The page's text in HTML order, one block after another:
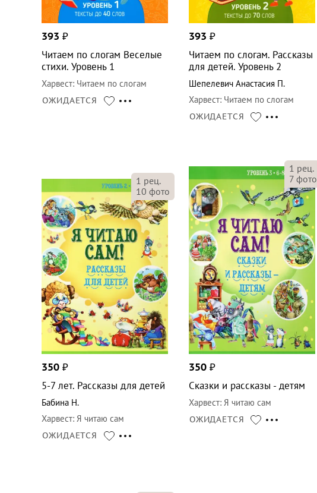
393₽
Читаем по слогам Веселые
стихи. Уровень 1
Харвест: Читаем по слогам
ОЖИДАЕТСЯ
393 ₽
Читаем по слогам. Рассказы
для детей. Уровень 2
Шепелевич Анастасия П.
Харвест: Читаем по слогам
ОЖИДАЕТСЯ
1 рец.
10 фото
350₽
5-7 лет. Рассказы для детей
Бабина Н.
Харвест:Я читаю сам
ОЖИДАЕТСЯ
1 рец.
7фото
350 ₽
Сказки и рассказы - детям
Харвест: Я читаю сам
ОЖИДАЕТСЯ